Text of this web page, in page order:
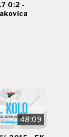
0:2 -
48:09